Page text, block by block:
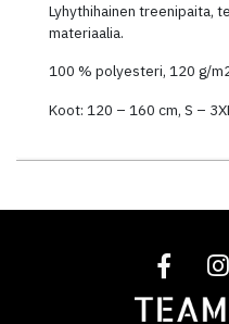
Lyhythihainen treenipaita,
materiaalia.
100 % polyesteri, 120 g/
Koot: 120 – 160 cm, S –